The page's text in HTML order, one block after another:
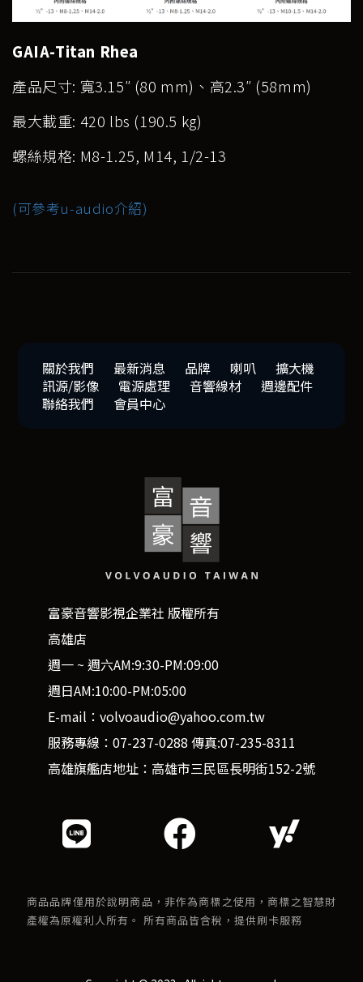
GAIA-Titan Rhea
產品尺寸: 寬3.15″ (80 mm)、高2.3″ (58mm)
最大載重: 420 lbs (190.5 kg)
螺絲規格: M8-1.25, M14, 1/2-13
(可參考u-audio介紹)
關於我們 最新消息 品牌 喇叭
擴大機
訊源/影像
電源處理 音響線材
週邊配件
聯絡我們
會員中心
富豪音響影視企業社 版權所有
高雄店
週一 ~ 週六AM:9:30-PM:09:00
週日AM:10:00-PM:05:00
E-mail：volvoaudio@yahoo.com.tw
服務專線：07-237-0288 傳真:07-235-8311
高雄旗艦店地址：高雄市三民區長明街152-2號
商品品牌僅用於說明商品，非作為商標之使用，商標之智慧財
產權為原權利人所有。 所有商品皆含稅，提供刷卡服務